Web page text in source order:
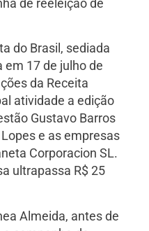
de reeleição de
do Brasil, sediada
em 17 de julho de
da Receita
atividade a edição
Gustavo Barros
e as empresas
Corporacion SL.
ultrapassa R$ 25
Almeida, antes de